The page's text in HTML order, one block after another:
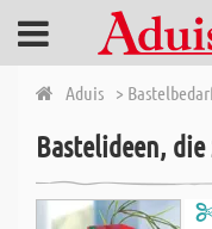
Aduis >
Bastelideen,